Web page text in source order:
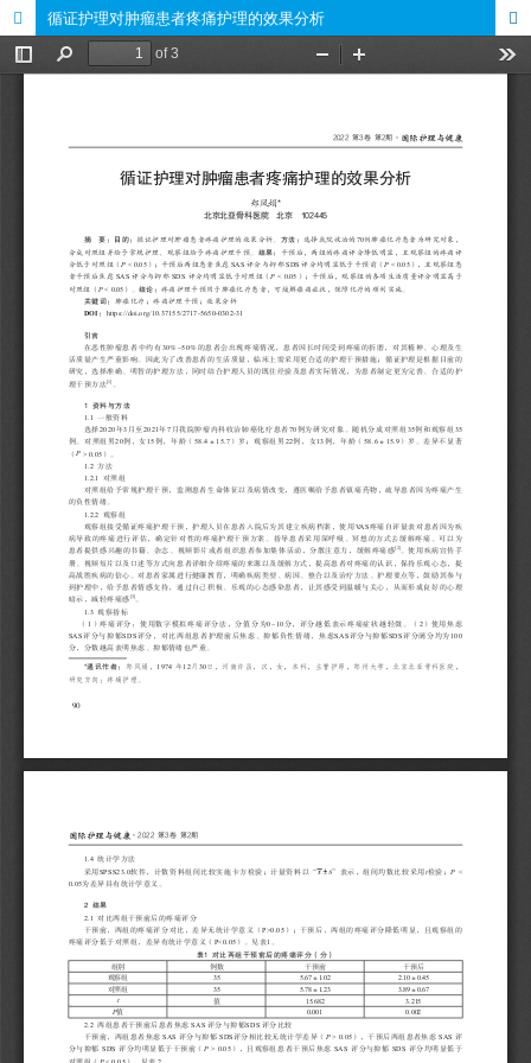
循证护理对肿瘤患者疼痛护理的效果分析